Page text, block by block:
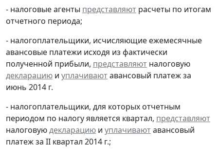
- налоговые агенты представляют расчеты по итогам
отчетного периода;
- налогоплательщики, исчисляющие ежемесячные
авансовые платежи исходя из фактически
полученной прибыли, представляют налоговую
декларацию и уплачиваютавансовый платеж за
июнь 2014 г.
- налогоплательщики, для которых отчетным
периодом по налогу является квартал, представляют
налоговуюдекларацию и уплачиваютавансовый
платеж за II квартал 2014 г.;